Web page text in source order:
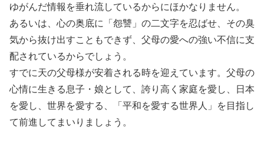
ゆがんだ情報を垂れ流しているからにほかなりません。
あるいは、心の奥底に「怨讐」の二文字を忍ばせ、その臭
気から抜け出すこともできず、父母の愛への強い不信に支
配されているからでしょう。
すでに天の父母様が安着される時を迎えています。父母の
心情に生きる息子・娘として、誇り高く家庭を愛し、日本
を愛し、世界を愛する、「平和を愛する世界人」を目指し
て前進してまいりましょう。